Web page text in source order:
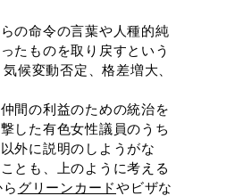
の命令の言葉や人種的純
たものを取り戻すという
候変動否定、格差増大、
間の利益のための統治を
した有色女性議員のうち
外に説明のしようがな
とも、上のように考える
グリーンカードやビザな